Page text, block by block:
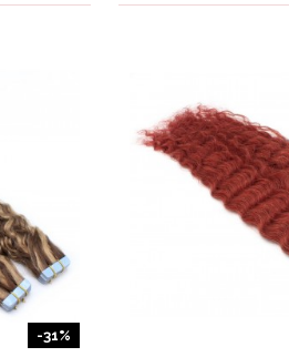
-31%